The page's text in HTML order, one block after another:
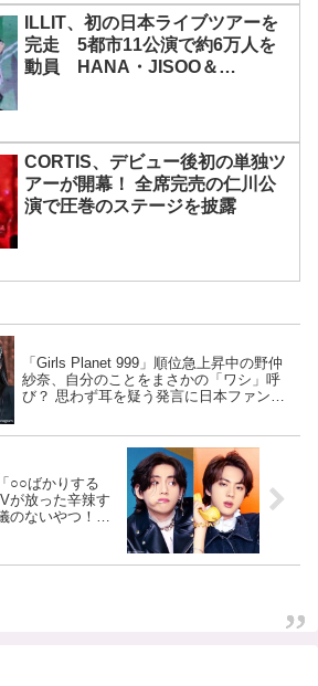
ILLIT、初の日本ライブツアーを
完走 5都市11公演で約6万人を
動員 HANA・JISOO＆
CORTIS、デビュー後初の単独ツ
アーが開幕！ 全席完売の仁川公
演で圧巻のステージを披露
「Girls Planet 999」順位急上昇中の野仲
紗奈、自分のことをまさかの「ワシ」呼
び？ 思わず耳を疑う発言に日本ファン大
○○ばかりする
が放った辛辣す
のないやつ！」